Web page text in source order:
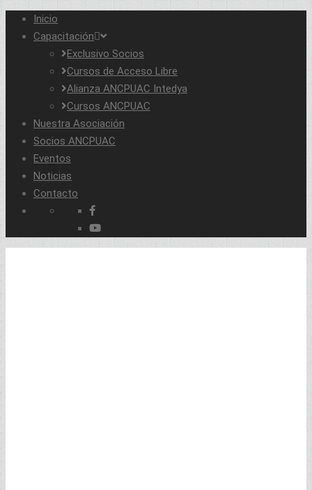
Inicio
Capacitación
Exclusivo Socios
Cursos de Acceso Libre
Alianza ANCPUAC Intedya
Cursos ANCPUAC
Nuestra Asociación
Socios ANCPUAC
Eventos
Noticias
Contacto